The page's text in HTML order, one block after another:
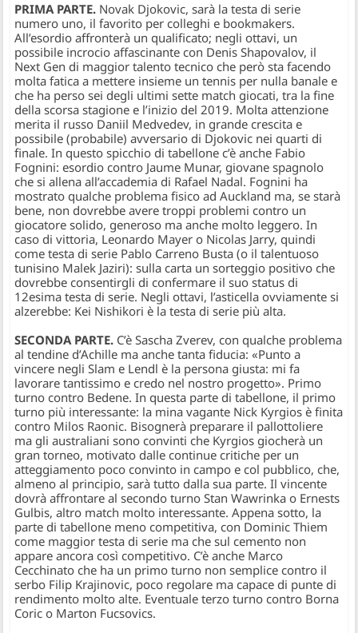
PRIMA PARTE. Novak Djokovic, sarà la testa di serie
numero uno, il favorito per colleghi e bookmakers.
All’esordio affronterà un qualificato; negli ottavi, un
possibile incrocio affascinante con Denis Shapovalov, il
Next Gen di maggior talento tecnico che però sta facendo
molta fatica a mettere insieme un tennis per nulla banale e
che ha perso sei degli ultimi sette match giocati, tra la fine
della scorsa stagione e l’inizio del 2019. Molta attenzione
merita il russo Daniil Medvedev, in grande crescita e
possibile (probabile) avversario di Djokovic nei quarti di
finale. In questo spicchio di tabellone c’è anche Fabio
Fognini: esordio contro Jaume Munar, giovane spagnolo
che si allena all’accademia di Rafael Nadal. Fognini ha
mostrato qualche problema fisico ad Auckland ma, se starà
bene, non dovrebbe avere troppi problemi contro un
giocatore solido, generoso ma anche molto leggero. In
caso di vittoria, Leonardo Mayer o Nicolas Jarry, quindi
come testa di serie Pablo Carreno Busta (o il talentuoso
tunisino Malek Jaziri): sulla carta un sorteggio positivo che
dovrebbe consentirgli di confermare il suo status di
12esima testa di serie. Negli ottavi, l’asticella ovviamente si
alzerebbe: Kei Nishikori è la testa di serie più alta.
SECONDA PARTE. C’è Sascha Zverev, con qualche problema
al tendine d’Achille ma anche tanta fiducia: «Punto a
vincere negli Slam e Lendl è la persona giusta: mi fa
lavorare tantissimo e credo nel nostro progetto». Primo
turno contro Bedene. In questa parte di tabellone, il primo
turno più interessante: la mina vagante Nick Kyrgios è finita
contro Milos Raonic. Bisognerà preparare il pallottoliere
ma gli australiani sono convinti che Kyrgios giocherà un
gran torneo, motivato dalle continue critiche per un
atteggiamento poco convinto in campo e col pubblico, che,
almeno al principio, sarà tutto dalla sua parte. Il vincente
dovrà affrontare al secondo turno Stan Wawrinka o Ernests
Gulbis, altro match molto interessante. Appena sotto, la
parte di tabellone meno competitiva, con Dominic Thiem
come maggior testa di serie ma che sul cemento non
appare ancora così competitivo. C’è anche Marco
Cecchinato che ha un primo turno non semplice contro il
serbo Filip Krajinovic, poco regolare ma capace di punte di
rendimento molto alte. Eventuale terzo turno contro Borna
Coric o Marton Fucsovics.